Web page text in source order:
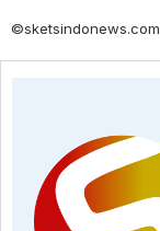
©sketsindonews.com